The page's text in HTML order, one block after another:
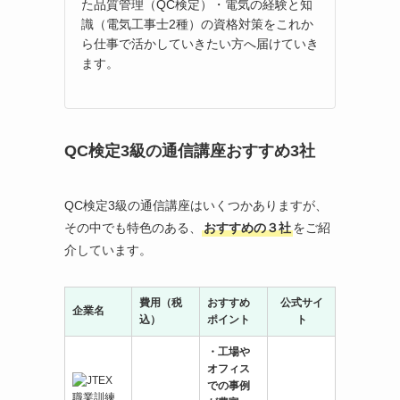
た品質管理（QC検定）・電気の経験と知
識（電気工事士2種）の資格対策をこれか
ら仕事で活かしていきたい方へ届けていき
ます。
QC検定3級の通信講座おすすめ3社
QC検定3級の通信講座はいくつかありますが、
その中でも特色のある、
おすすめの３社をご紹
介しています。
企業名
費用（税
込）
おすすめ
ポイント
公式サイ
ト
・工場や
オフィス
での事例